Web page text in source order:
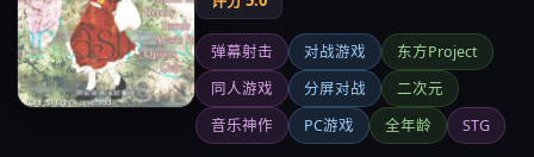
弹幕射击 对战游戏
东方Project
同人游戏
分屏对战
二次元
音乐神作
PC游戏 全年龄 STG